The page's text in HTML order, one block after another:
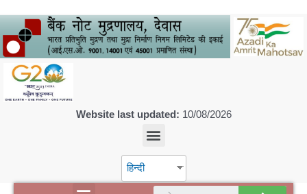
Website last updated: 10/08/2026
हिन्दी